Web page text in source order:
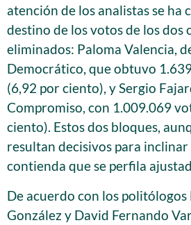
atención de los analistas se ha
destino de los votos de los dos
eliminados: Paloma Valencia,
Democrático, que obtuvo
(6,92 por ciento), y Sergio
Compromiso, con 1.009.069
ciento). Estos dos bloques,
resultan decisivos para inclinar
contienda que se perfila
De acuerdo con los
González y David Fernando